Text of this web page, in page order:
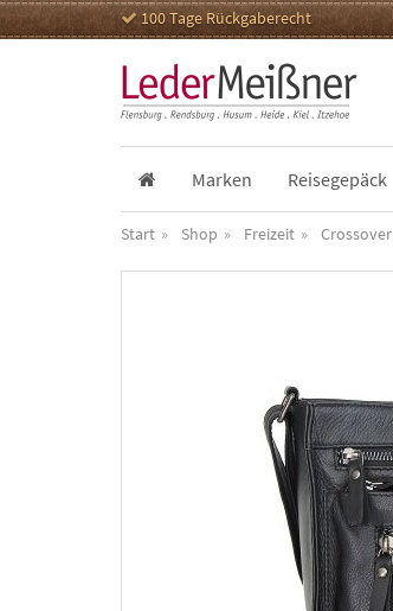
100 Tage Rückgaberecht
Marken Reisegepäck
Start Shop Freizeit Crossover